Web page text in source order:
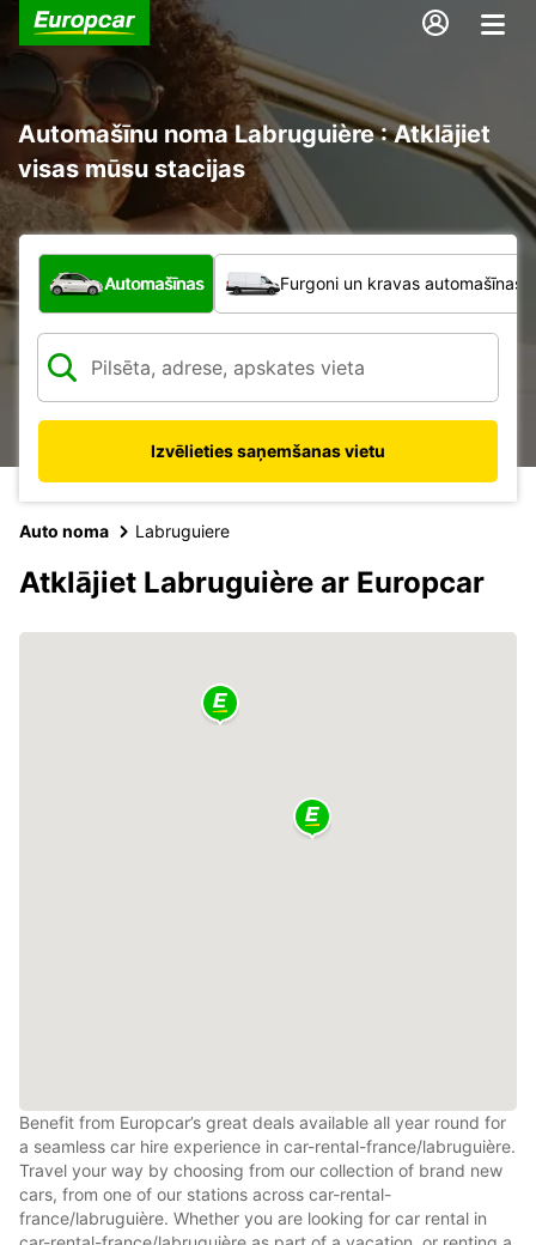
Automašīnu noma Labruguière : Atklājiet
visas mūsu stacijas
Kāda veida transportlīdzeklis?
Automašīnas Furgoni un kravas automašīnas
Izvēlieties saņemšanas vietu
Auto noma Labruguiere
Atklājiet Labruguière ar Europcar
Benefit from Europcar’s great deals available all year round for
a seamless car hire experience in car-rental-france/labruguière.
Travel your way by choosing from our collection of brand new
cars, from one of our stations across car-rental-
france/labruguière. Whether you are looking for car rental in